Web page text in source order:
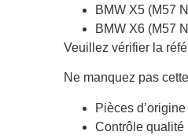
BMW X5 (M57
BMW X6 (M57
Veuillez vérifier la
Ne manquez pas
Pièces
Contrôle qualité